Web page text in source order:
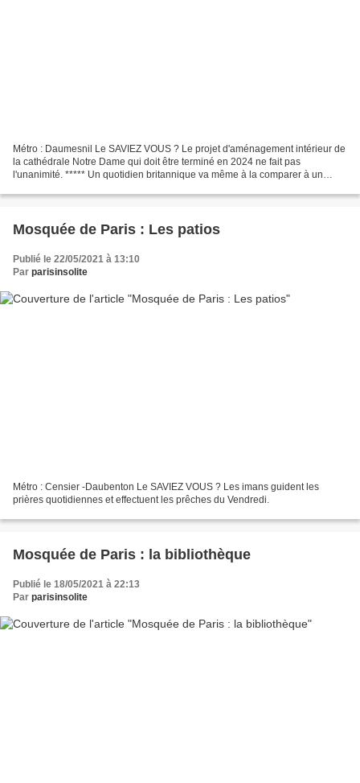
Métro : Daumesnil Le SAVIEZ VOUS ? Le projet d'aménagement intérieur de
la cathédrale Notre Dame qui doit être terminé en 2024 ne fait pas
l'unanimité. ***** Un quotidien britannique va même à la comparer à un
Mosquée de Paris : Les patios
Publié le 22/05/2021 à 13:10
Par parisinsolite
Métro : Censier -Daubenton Le SAVIEZ VOUS ? Les imans guident les
prières quotidiennes et effectuent les prêches du Vendredi.
Mosquée de Paris : la bibliothèque
Publié le 18/05/2021 à 22:13
Par parisinsolite